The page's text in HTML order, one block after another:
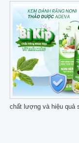
chất lượng và hiệu quả